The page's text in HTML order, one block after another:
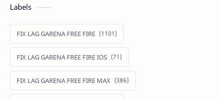
Labels
FIX LAG GARENA FREE FIRE
FIX LAG GARENA FREE FIRE IOS
FIX LAG GARENA FREE FIRE MAX